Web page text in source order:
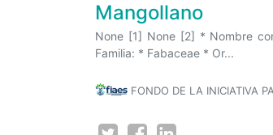
Mangollano
None [1] None [2] * Nombre
Familia: * Fabaceae * Or...
FONDO DE LA INICIATIVA